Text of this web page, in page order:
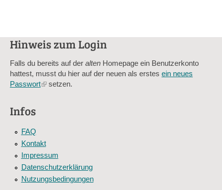
Hinweis zum Login
Falls du bereits auf der alten Homepage ein Benutzerkonto
hattest, musst du hier auf der neuen als erstes ein neues
Passwort(linksetzen.
Infos
FAQ
Kontakt
Impressum
Datenschutzerklärung
Nutzungsbedingungen